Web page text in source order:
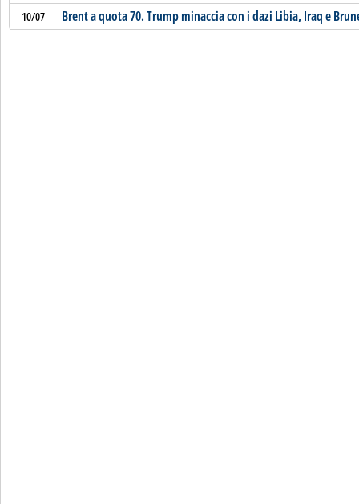
10/07 Brent a quota 70. Trump minaccia con i dazi Libia, Iraq e